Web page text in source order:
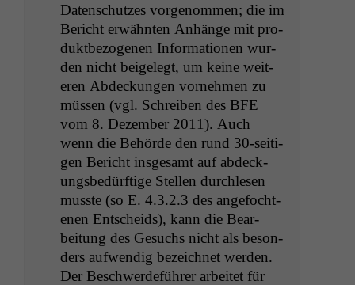
Daten­schutzes vorgenom­men; die im
Bericht erwäh­n­ten Anhänge mit pro­
duk­t­be­zo­ge­nen Infor­ma­tio­nen wur­
den nicht beigelegt, um keine weit­
eren Abdeck­un­gen vornehmen zu
müssen (vgl. Schreiben des BFE
vom 8. Dezem­ber 2011). Auch
wenn die Behörde den rund 30-seit­i­
gen Bericht ins­ge­samt auf abdeck­
ungs­bedürftige Stellen durch­le­sen
musste (so E. 4.3.2.3 des ange­focht­
e­nen Entschei­ds), kann die Bear­
beitung des Gesuchs nicht als beson­
ders aufwendig beze­ich­net wer­den.
Der Beschw­erde­führer arbeit­et für